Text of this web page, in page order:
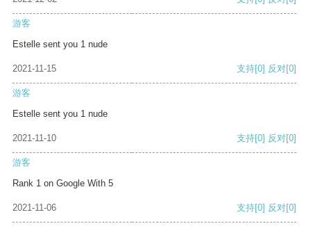
游客
Estelle sent you 1 nude
2021-11-15 支持[0] 反对[0]
游客
Estelle sent you 1 nude
2021-11-10 支持[0] 反对[0]
游客
Rank 1 on Google With 5
2021-11-06 支持[0] 反对[0]